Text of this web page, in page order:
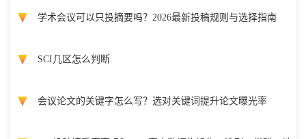
学术会议可以只投摘要吗？2026最新投稿规则与选择指南
SCI几区怎么判断
会议论文的关键字怎么写？选对关键词提升论文曝光率